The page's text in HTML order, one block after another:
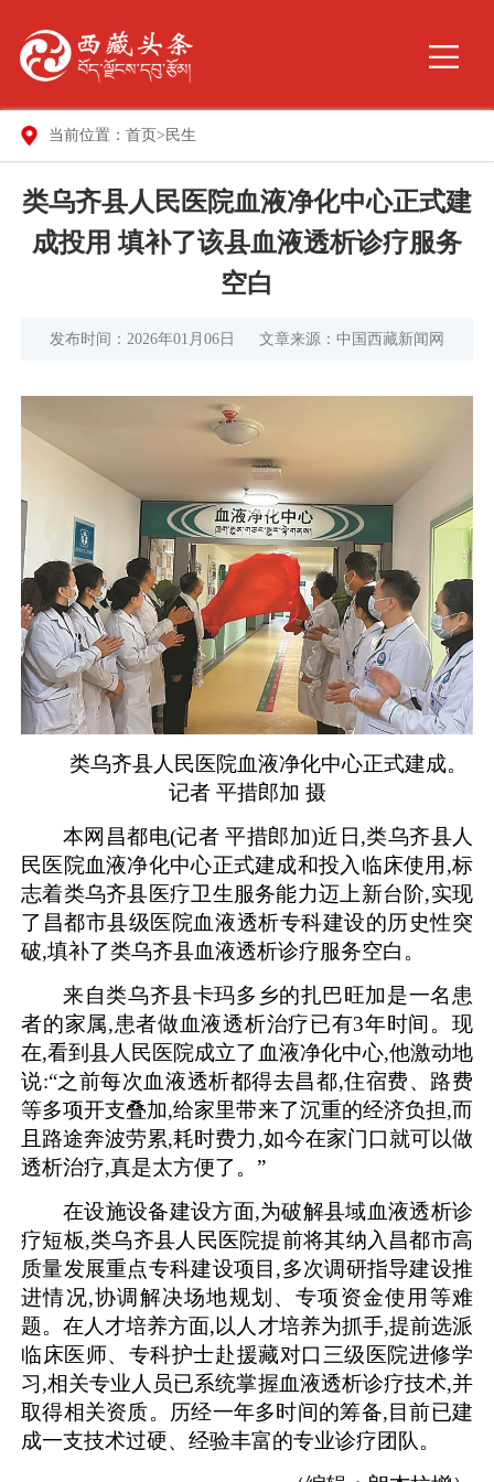
当前位置： 首页 > 民生
类乌齐县人民医院血液净化中心正式建
成投用 填补了该县血液透析诊疗服务
空白
发布时间：2026年01月06日 文章来源：中国西藏新闻网
类乌齐县人民医院血液净化中心正式建成。
记者 平措郎加 摄
本网昌都电(记者 平措郎加)近日,类乌齐县人
民医院血液净化中心正式建成和投入临床使用,标
志着类乌齐县医疗卫生服务能力迈上新台阶,实现
了昌都市县级医院血液透析专科建设的历史性突
破,填补了类乌齐县血液透析诊疗服务空白。
来自类乌齐县卡玛多乡的扎巴旺加是一名患
者的家属,患者做血液透析治疗已有3年时间。现
在,看到县人民医院成立了血液净化中心,他激动地
说:“之前每次血液透析都得去昌都,住宿费、路费
等多项开支叠加,给家里带来了沉重的经济负担,而
且路途奔波劳累,耗时费力,如今在家门口就可以做
透析治疗,真是太方便了。”
在设施设备建设方面,为破解县域血液透析诊
疗短板,类乌齐县人民医院提前将其纳入昌都市高
质量发展重点专科建设项目,多次调研指导建设推
进情况,协调解决场地规划、专项资金使用等难
题。在人才培养方面,以人才培养为抓手,提前选派
临床医师、专科护士赴援藏对口三级医院进修学
习,相关专业人员已系统掌握血液透析诊疗技术,并
取得相关资质。历经一年多时间的筹备,目前已建
成一支技术过硬、经验丰富的专业诊疗团队。